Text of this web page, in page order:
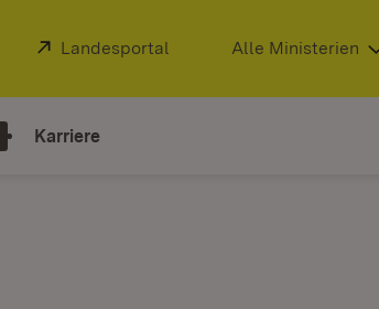
Extern:
Landesportal (Öffnet in neuem Fenster)
Alle Ministerien
Karriere